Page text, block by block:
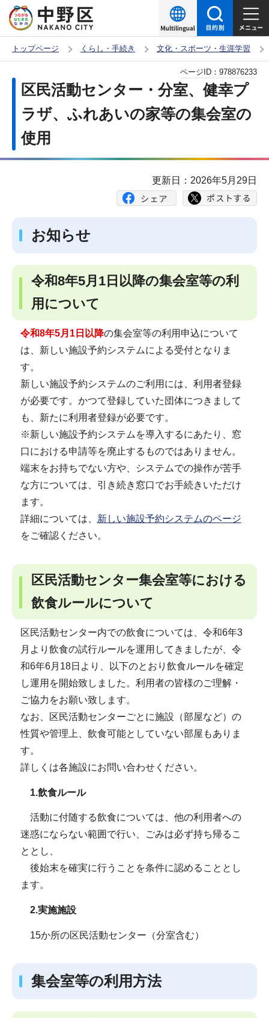
の
ー
す
トップページ くらし・手続き 文化・スポーツ・生涯学習
区民活動センター・分室、健幸プ
ラザ、ふれあいの家等の集会室の
使用
ページID： 978876233
更新日：2026年5月29日
お知らせ
令和8年5月1日以降の集会室等の利
用について
令和8年5月1日以降の集会室等の利用申込について
は、新しい施設予約システムによる受付となりま
す。
新しい施設予約システムのご利用には、利用者登録
が必要です。かつて登録していた団体につきまして
も、新たに利用者登録が必要です。
※新しい施設予約システムを導入するにあたり、窓
口における申請等を廃止するものではありません。
端末をお持ちでない方や、システムでの操作が苦手
な方については、引き続き窓口でお手続きいただけ
ます。
詳細については、 新しい施設予約システムのページ
をご確認ください。
区民活動センター集会室等における
飲食ルールについて
区民活動センター内での飲食については、令和6年3
月より飲食の試行ルールを運用してきましたが、令
和6年6月18日より、以下のとおり飲食ルールを確定
し運用を開始致しました。利用者の皆様のご理解・
ご協力をお願い致します。
なお、区民活動センターごとに施設（部屋など）の
性質や管理上、飲食可能としていない部屋もありま
す。
詳しくは各施設にお問い合わせください。
1.飲食ルール
活動に付随する飲食については、他の利用者への
迷惑にならない範囲で行い、ごみは必ず持ち帰るこ
ととし、
後始末を確実に行うことを条件に認めることとし
ます。
2.実施施設
15か所の区民活動センター（分室含む）
集会室等の利用方法